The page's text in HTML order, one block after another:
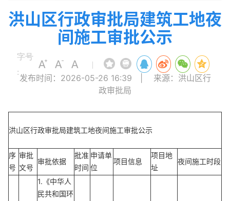
洪山区行政审批局建筑工地夜
间施工审批公示
字号
:
|
发布时间：2026-05-26 16:39
来源：洪山区行
政审批局
洪山区行政审批局建筑工地夜间施工审批公示
序
号
审批
文号
审批依据
批准
时间
申请单
位
项目信息
项目地
址
夜间施工时段
1.《中华人
民共和国环